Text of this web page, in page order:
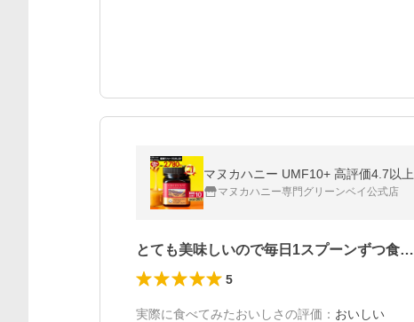
マヌカハニー専門グリーンベイ公式店
とても美味しいので毎日1スプーンずつ食…
5
実際に食べてみたおいしさの評価 ： おいしい